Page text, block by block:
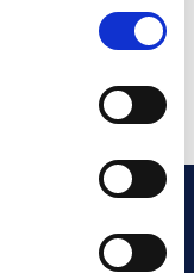
Dela på Twitter